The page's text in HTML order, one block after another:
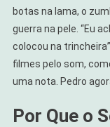
botas na lama, o
guerra na pele. “Eu
colocou na
filmes pelo som,
uma nota. Pedro
Por Que o